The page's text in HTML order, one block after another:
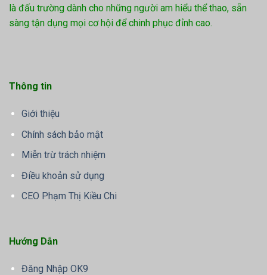
là đấu trường dành cho những người am hiểu thể thao, sẵn
sàng tận dụng mọi cơ hội để chinh phục đỉnh cao.
Thông tin
Giới thiệu
Chính sách bảo mật
Miễn trừ trách nhiệm
Điều khoản sử dụng
CEO Phạm Thị Kiều Chi
Hướng Dẫn
Đăng Nhập OK9